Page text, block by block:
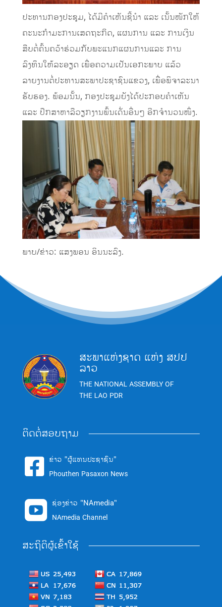
ປະທານກອງປະຊຸມ, ໄດ້ມີຄໍາເຫັນຊີ້ນໍາ ແລະ ເນັ້ນໜັກໃຫ້
ຄະນະກຳມະການເສດຖະກິດ, ແຜນການ ແລະ ການເງິນ
ສືບຕໍ່ຄົ້ນຄວ້າຮ່ວມກັບພະແນກແຜນການແລະ ການ
ລົງທຶນໃຫ້ລະອຽດ ເພື່ອຄວາມເປັນເອກະພາບ ແລ້ວ
ລາຍງານຕໍ່ປະທານສະພາປະຊາຊົນແຂວງ, ເພື່ອພິຈາລະນາ
ຮັບຮອງ. ພ້ອມນັ້ນ, ກອງປະຊຸມຍັງໄດ້ປະກອບຄໍາເຫັນ
ແລະ ປຶກສາຫາລືວຽກງານພົ້ນເດັ່ນອື່ນໆ ອີກຈໍານວນໜຶ່ງ.
ພາບ/ຂ່າວ: ແສງພອນ ອິນນະລົງ.
ສະພາແຫ່ງຊາດ ແຫ່ງ ສປປ
ລາວ
THE NATIONAL ASSEMBLY OF
THE LAO PDR
ຕິດຕໍ່ສອບຖາມ
 ຂ່າວ "ຜູ້ແທນປະຊາຊົນ"
Phouthen Pasaxon News
 ຊ່ອງຂ່າວ "NAmedia"
NAmedia Channel
ສະຖິຕິຜູ້ເຂົ້າໃຊ້